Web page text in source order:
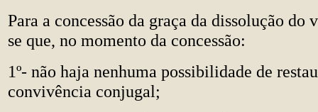
Para a concessão da graça da dissolução do
se que, no momento da concessão:
1º- não haja nenhuma possibilidade de
convivência conjugal;